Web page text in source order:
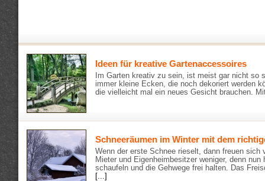
Ideen für kreative Gartenaccessoires
Im Garten kreativ zu sein, ist meist gar nicht so
immer kleine Ecken, die noch dekoriert werden
die vielleicht mal ein neues Gesicht brauchen.
Schneeräumen im Winter mit dem
Wenn der erste Schnee rieselt, dann freuen sich
Mieter und Eigenheimbesitzer weniger, denn nun
schaufeln und die Gehwege frei halten. Das
[...]